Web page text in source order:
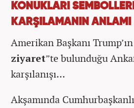
KONUKLARI
KARŞILAMANIN ANLAMI
Amerikan Başkanı Trump’ın
ziyaret”te bulunduğu
karşılanışı…
Akşamında